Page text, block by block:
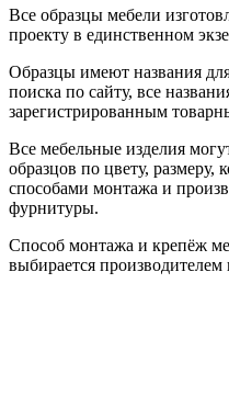
Все образцы мебели
проекту в единственном
Образцы имеют названия
поиска по сайту, все
зарегистрированным
Все мебельные изделия
образцов по цвету, размеру,
способами монтажа и
фурнитуры.
Способ монтажа и крепёж
выбирается